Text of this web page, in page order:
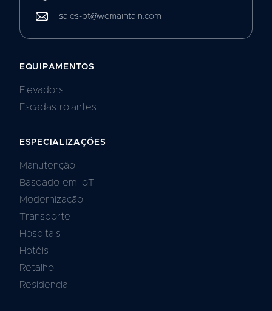
sales-pt@wemaintain.com
EQUIPAMENTOS
Elevadors
Escadas rolantes
ESPECIALIZAÇÕES
Manutenção
Baseado em IoT
Modernização
Transporte
Hospitais
Hotéis
Retalho
Residencial